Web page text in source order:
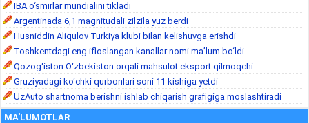
IBA o‘smirlar mundialini tikladi
Argentinada 6,1 magnitudali zilzila yuz berdi
Husniddin Aliqulov Turkiya klubi bilan kelishuvga erishdi
Toshkentdagi eng ifloslangan kanallar nomi ma’lum bo‘ldi
Qozog‘iston O‘zbekiston orqali mahsulot eksport qilmoqchi
Gruziyadagi ko‘chki qurbonlari soni 11 kishiga yetdi
UzAuto shartnoma berishni ishlab chiqarish grafigiga moslashtiradi
MA'LUMOTLAR